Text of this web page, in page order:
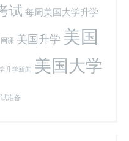
试 每周美国大学升学
网课 美国升学 美国
升学新闻 美国大学
准备